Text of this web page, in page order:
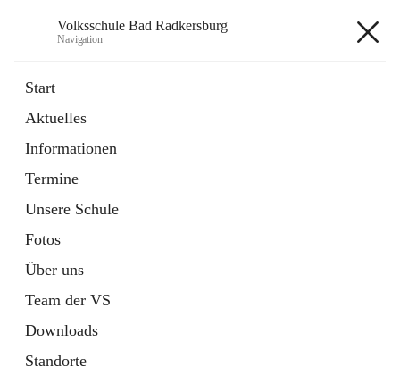
Volksschule Bad Radkersburg
Navigation
Start
Aktuelles
Informationen
Termine
Unsere Schule
Fotos
Über uns
Team der VS
Downloads
Standorte
Externe Webseite
in
Tab